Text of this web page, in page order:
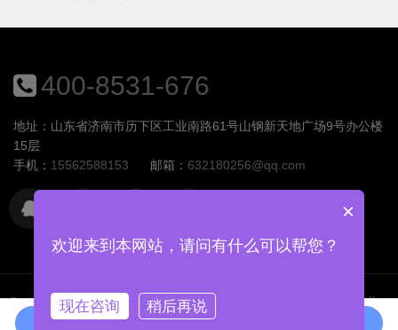
400-8531-676
地址：山东省济南市历下区工业南路61号山钢新天地广场9号办公楼
15层
手机： 15562588153 邮箱： 632180256@qq.com
Copyright © 2026版权所有 © 2015-2021.山东慧族软件开发有限公
司
网站Sitemap 备案号:鲁ICP备18028907号-1
×
欢迎来到本网站，请问有什么可以帮您？
现在咨询
稍后再说
在线咨询